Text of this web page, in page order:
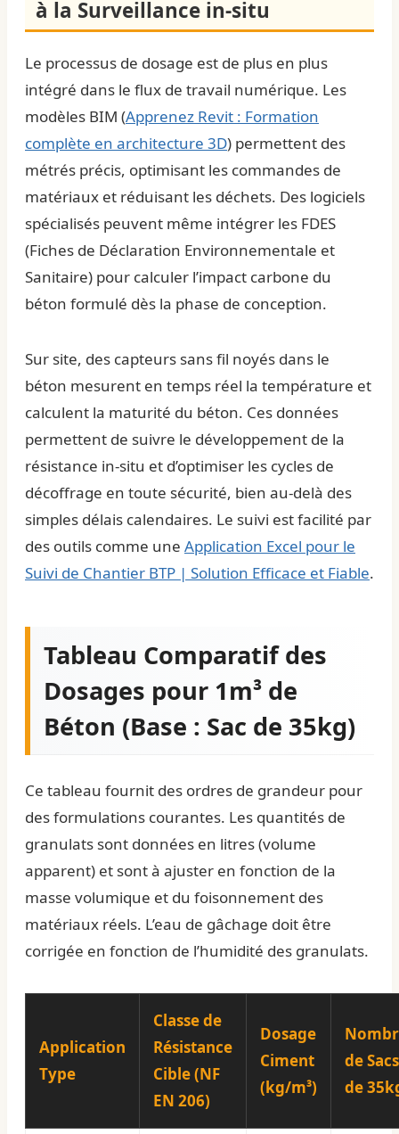
à la Surveillance in-situ
Le processus de dosage est de plus en plus
intégré dans le flux de travail numérique. Les
modèles BIM (Apprenez Revit : Formation
complète en architecture 3D) permettent des
métrés précis, optimisant les commandes de
matériaux et réduisant les déchets. Des logiciels
spécialisés peuvent même intégrer les FDES
(Fiches de Déclaration Environnementale et
Sanitaire) pour calculer l’impact carbone du
béton formulé dès la phase de conception.
Sur site, des capteurs sans fil noyés dans le
béton mesurent en temps réel la température et
calculent la maturité du béton. Ces données
permettent de suivre le développement de la
résistance in-situ et d’optimiser les cycles de
décoffrage en toute sécurité, bien au-delà des
simples délais calendaires. Le suivi est facilité par
des outils comme une Application Excel pour le
Suivi de Chantier BTP | Solution Efficace et Fiable.
Tableau Comparatif des
Dosages pour 1m³ de
Béton (Base : Sac de 35kg)
Ce tableau fournit des ordres de grandeur pour
des formulations courantes. Les quantités de
granulats sont données en litres (volume
apparent) et sont à ajuster en fonction de la
masse volumique et du foisonnement des
matériaux réels. L’eau de gâchage doit être
corrigée en fonction de l’humidité des granulats.
Application
Type
Classe de
Résistance
Cible (NF
EN 206)
Dosage
Ciment
(kg/m³)
de Sacs
de